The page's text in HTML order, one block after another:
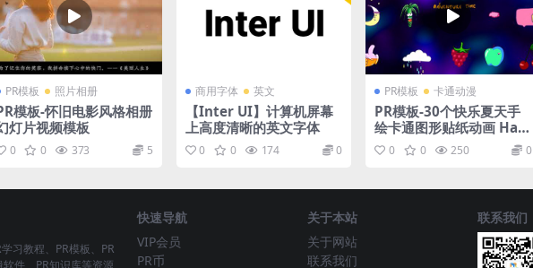
PR模板 照片相册
模板-怀旧电影风格相册
灯片视频模板
0 0 373 5
商用字体 英文
【Inter UI】计算机屏幕
上高度清晰的英文字体
0 0 174 0
PR模板 卡通动漫
PR模板-30个快乐夏天手
绘卡通图形贴纸动画 Hap
py Summer Stickers
0 0 250 0
习教程、PR模板、PR
快速导航
VIP会员
PR币
关于本站
关于网站
联系我们
联系我们